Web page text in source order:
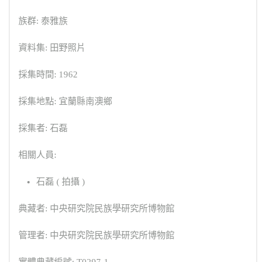
族群: 泰雅族
資料集: 田野照片
採集時間: 1962
採集地點: 宜蘭縣南澳鄉
採集者: 石磊
相關人員:
石磊 ( 拍攝 )
典藏者: 中央研究院民族學研究所博物館
管理者: 中央研究院民族學研究所博物館